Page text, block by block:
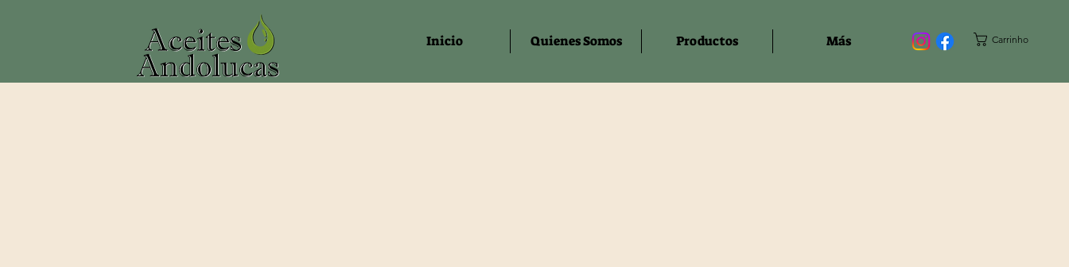
Inicio Quienes Somos Productos Más Carrinho